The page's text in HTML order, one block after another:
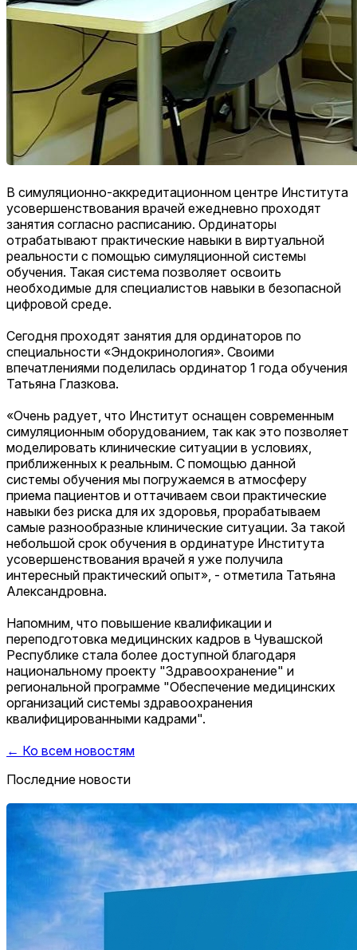
В симуляционно-аккредитационном центре Института
усовершенствования врачей ежедневно проходят
занятия согласно расписанию. Ординаторы
отрабатывают практические навыки в виртуальной
реальности с помощью симуляционной системы
обучения. Такая система позволяет освоить
необходимые для специалистов навыки в безопасной
цифровой среде.
Сегодня проходят занятия для ординаторов по
специальности «Эндокринология». Своими
впечатлениями поделилась ординатор 1 года обучения
Татьяна Глазкова.
«Очень радует, что Институт оснащен современным
симуляционным оборудованием, так как это позволяет
моделировать клинические ситуации в условиях,
приближенных к реальным. С помощью данной
системы обучения мы погружаемся в атмосферу
приема пациентов и оттачиваем свои практические
навыки без риска для их здоровья, прорабатываем
самые разнообразные клинические ситуации. За такой
небольшой срок обучения в ординатуре Института
усовершенствования врачей я уже получила
интересный практический опыт», - отметила Татьяна
Александровна.
Напомним, что повышение квалификации и
переподготовка медицинских кадров в Чувашской
Республике стала более доступной благодаря
национальному проекту "Здравоохранение" и
региональной программе "Обеспечение медицинских
организаций системы здравоохранения
квалифицированными кадрами".
← Ко всем новостям
Последние новости